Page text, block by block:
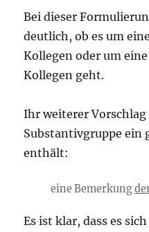
Bei dieser
deutlich, ob es um
Kollegen oder um
Kollegen geht.
Ihr weiterer
Substantivgruppe ein
enthält:
eine Bemerkung
Es ist klar, dass es